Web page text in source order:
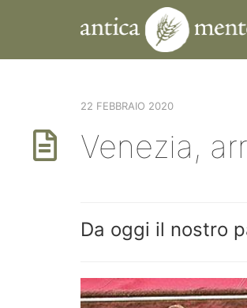
22 FEBBRAIO 2020
Venezia,
Da oggi il nostro